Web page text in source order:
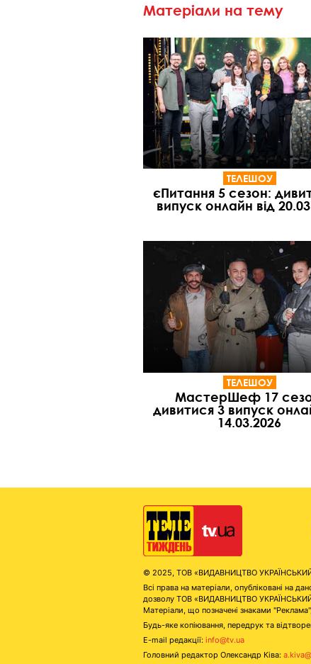
Матеріали на тему
ТЕЛЕШОУ
єПитання 5 сезон:
випуск онлайн від
ТЕЛЕШОУ
МастерШеф 17
дивитися 3 випуск
14.03.2026
© 2025, ТОВ «ВИДАВНИЦТВО УКРАЇНСЬКИЙ
Всі права на матеріали, опубліковані на
дозволу ТОВ «ВИДАВНИЦТВО УКРАЇНСЬКИЙ
Матеріали, що позначені знаками
Будь-яке копіювання, передрук та
E-mail редакції: info@tv.ua
Головний редактор Олександр Ківа: